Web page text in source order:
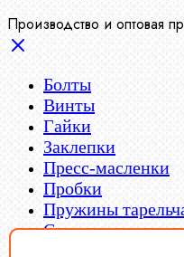
Производство и оптовая
Болты
Винты
Гайки
Заклепки
Пресс-масленки
Пробки
Пружины
Стопорные